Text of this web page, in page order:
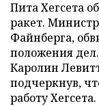
Пита Хегсета
ракет.
Файнберга,
положения
Каролин
подчеркнув,
работу Хегсета.